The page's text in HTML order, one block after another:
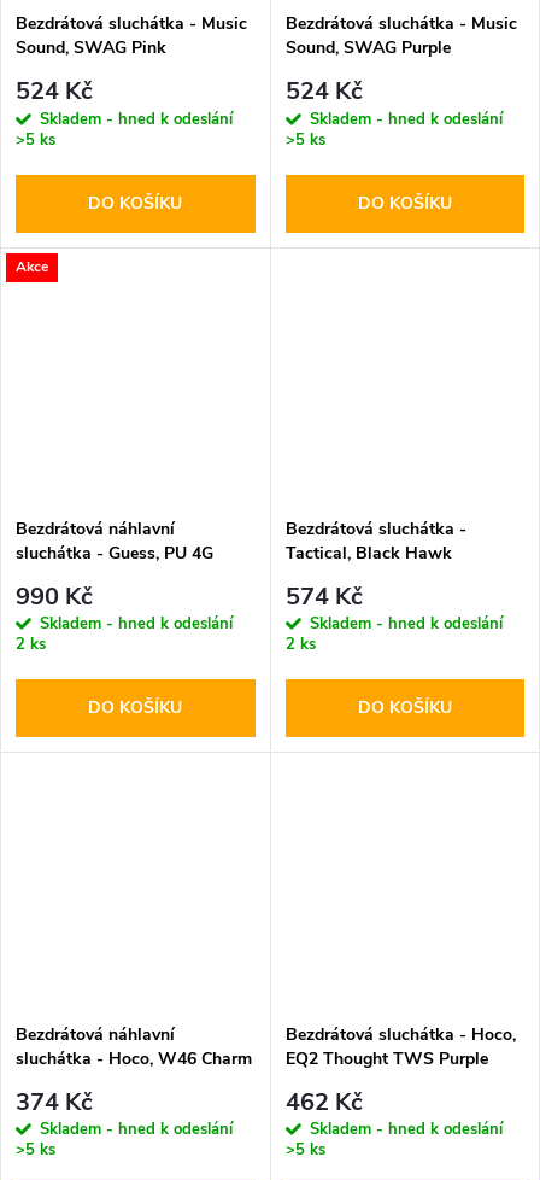
Bezdrátová sluchátka - Music
Sound, SWAG Pink
524 Kč
Skladem - hned k odeslání
>5 ks
DO KOŠÍKU
Bezdrátová sluchátka - Music
Sound, SWAG Purple
524 Kč
Skladem - hned k odeslání
>5 ks
DO KOŠÍKU
Akce
Bezdrátová náhlavní
sluchátka - Guess, PU 4G
990 Kč
Skladem - hned k odeslání
2 ks
DO KOŠÍKU
Bezdrátová sluchátka -
Tactical, Black Hawk
574 Kč
Skladem - hned k odeslání
2 ks
DO KOŠÍKU
Bezdrátová náhlavní
sluchátka - Hoco, W46 Charm
374 Kč
Skladem - hned k odeslání
>5 ks
Bezdrátová sluchátka - Hoco,
EQ2 Thought TWS Purple
462 Kč
Skladem - hned k odeslání
>5 ks